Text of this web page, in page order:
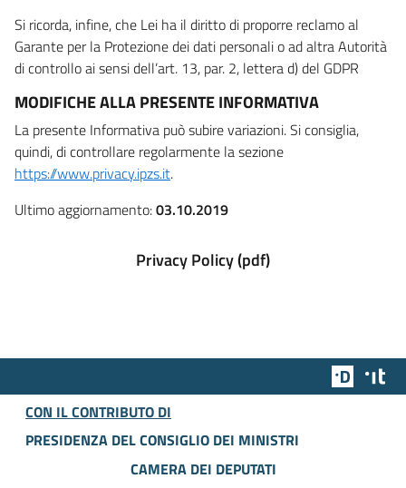
Si ricorda, infine, che Lei ha il diritto di proporre reclamo al
Garante per la Protezione dei dati personali o ad altra Autorità
di controllo ai sensi dell’art. 13, par. 2, lettera d) del GDPR
MODIFICHE ALLA PRESENTE INFORMATIVA
La presente Informativa può subire variazioni. Si consiglia,
quindi, di controllare regolarmente la sezione
https://www.privacy.ipzs.it.
Ultimo aggiornamento:03.10.2019
Privacy Policy (pdf)
Team
CON IL CONTRIBUTO DI
PRESIDENZA DEL CONSIGLIO DEI MINISTRI
CAMERA DEI DEPUTATI